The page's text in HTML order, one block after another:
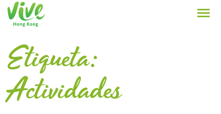
Etiqueta:
Actividades